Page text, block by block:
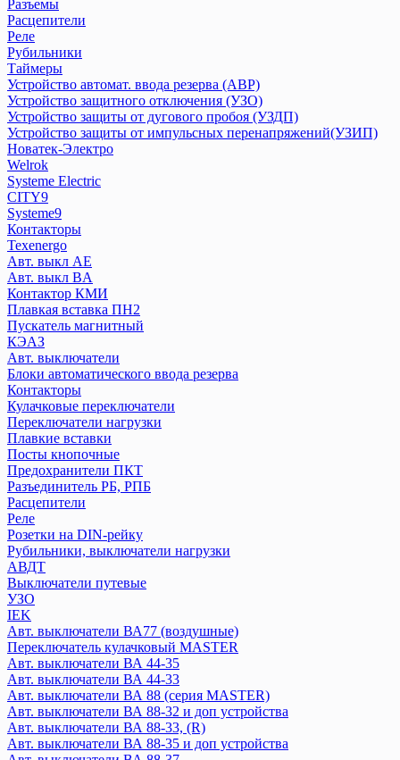
Дифференциальный автомат АД
Контакторы
Ограничитель импульсных напряжений ОПВ
Переключатели
Плавкие вставки ПВЦ,ППН
Приставка контактная
Пускатели КМЭ
Разъемы
Расцепители
Реле
Рубильники
Таймеры
Устройство автомат. ввода резерва (АВР)
Устройство защитного отключения (УЗО)
Устройство защиты от дугового пробоя (УЗДП)
Устройство защиты от импульсных перенапряжений(УЗИП)
Новатек-Электро
Welrok
Systeme Electric
CITY9
Systeme9
Контакторы
Texenergo
Реле времени
Авт. выкл AE
Авт. выкл BA
Контактор КМИ
Плавкая вставка ПН2
Пускатель магнитный
КЭАЗ
Выключатель нагрузки
Авт. выключатели
Блоки автоматического ввода резерва
Контакторы
Разъемы
Расцепители
Реле
Рубильники
Таймеры
Устройство автомат. ввода резерва (АВР)
Устройство защитного отключения (УЗО)
Устройство защиты от дугового пробоя (УЗДП)
Устройство защиты от импульсных перенапряжений(УЗИП)
Новатек-Электро
Welrok
Systeme Electric
CITY9
Systeme9
Контакторы
Texenergo
Авт. выкл AE
Авт. выкл BA
Контактор КМИ
Плавкая вставка ПН2
Пускатель магнитный
КЭАЗ
Авт. выключатели
Блоки автоматического ввода резерва
Контакторы
Кулачковые переключатели
Переключатели нагрузки
Плавкие вставки
Посты кнопочные
Предохранители ПКТ
Разъединитель РБ, РПБ
Расцепители
Реле
Розетки на DIN-рейку
Рубильники, выключатели нагрузки
АВДТ
Выключатели путевые
УЗО
IEK
Авт. выключатели ВА77 (воздушные)
Переключатель кулачковый MASTER
Авт. выключатели ВА 44-35
Авт. выключатели ВА 44-33
Авт. выключатели ВА 88 (серия MASTER)
Авт. выключатели ВА 88-32 и доп устройства
Авт. выключатели ВА 88-33, (R)
Авт. выключатели ВА 88-35 и доп устройства